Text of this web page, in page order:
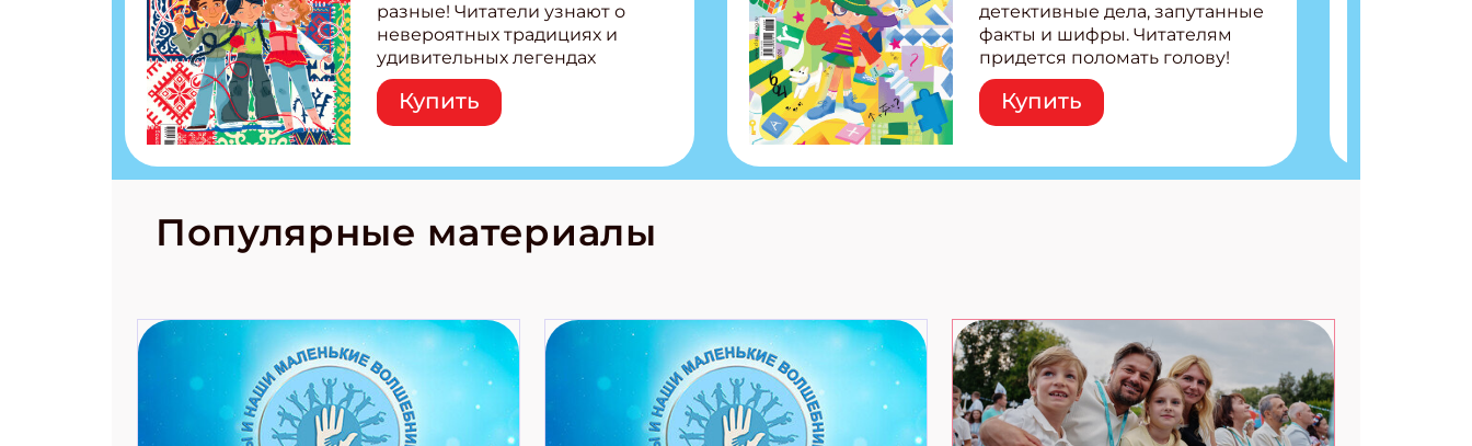
разные! Читатели узнают о
невероятных традициях и
удивительных легендах
народов России! Внутри:
Легенды татар, башкир и
бурятов Настольная игра
странные слова Традиционные
космические приключения!
Купить
детективные дела, запутанные
факты и шифры. Читателям
придется поломать голову!
Внутри: Шифры и
расшифровки Плетем
запутанные поделки
Ищем коды 3 комикса
Купить
Популярные материалы